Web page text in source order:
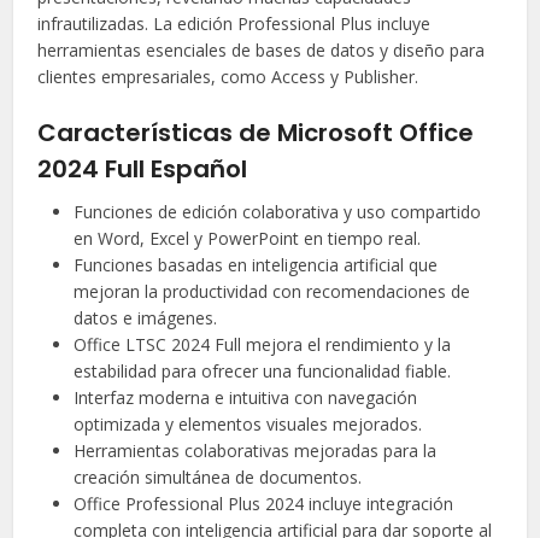
infrautilizadas. La edición Professional Plus incluye
herramientas esenciales de bases de datos y diseño para
clientes empresariales, como Access y Publisher.
Características de Microsoft Office
2024 Full Español
Funciones de edición colaborativa y uso compartido
en Word, Excel y PowerPoint en tiempo real.
Funciones basadas en inteligencia artificial que
mejoran la productividad con recomendaciones de
datos e imágenes.
Office LTSC 2024 Full mejora el rendimiento y la
estabilidad para ofrecer una funcionalidad fiable.
Interfaz moderna e intuitiva con navegación
optimizada y elementos visuales mejorados.
Herramientas colaborativas mejoradas para la
creación simultánea de documentos.
Office Professional Plus 2024 incluye integración
completa con inteligencia artificial para dar soporte al